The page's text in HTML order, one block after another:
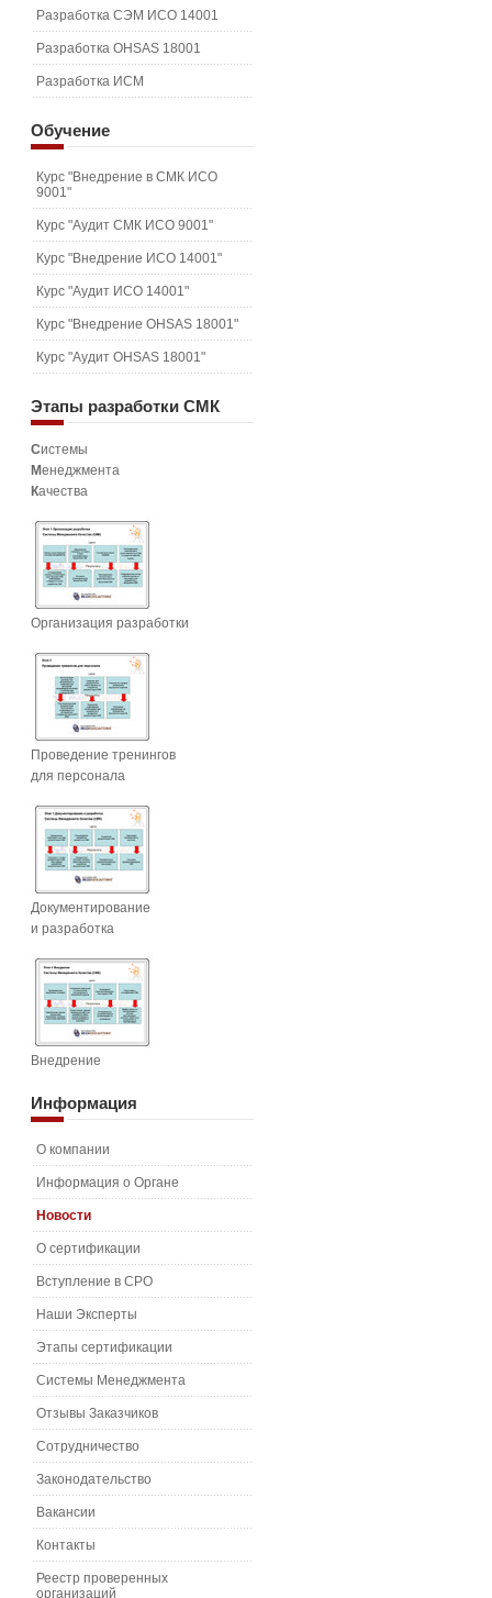
Разработка СЭМ ИСО 14001
Разработка OHSAS 18001
Разработка ИСМ
Обучение
Курс "Внедрение в СМК ИСО
9001"
Курс "Аудит СМК ИСО 9001"
Курс "Внедрение ИСО 14001"
Курс "Аудит ИСО 14001"
Курс "Внедрение OHSAS 18001"
Курс "Аудит OHSAS 18001"
Этапы разработки СМК
Системы
Менеджмента
Качества
Организация разработки
Проведение тренингов
для персонала
Документирование
и разработка
Внедрение
Информация
О компании
Информация о Органе
Новости
О сертификации
Вступление в СРО
Наши Эксперты
Этапы сертификации
Системы Менеджмента
Отзывы Заказчиков
Сотрудничество
Законодательство
Вакансии
Контакты
Реестр проверенных
организаций